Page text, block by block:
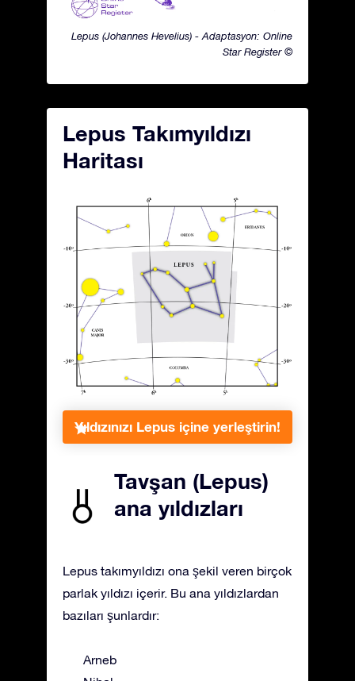
Lepus (Johannes Hevelius) - Adaptasyon: Online
Star Register ©
Lepus Takımyıldızı
Haritası
Yıldızınızı Lepus içine yerleştirin!
Tavşan (Lepus)
ana yıldızları
Lepus takımyıldızı ona şekil veren birçok
parlak yıldızı içerir. Bu ana yıldızlardan
bazıları şunlardır:
Arneb